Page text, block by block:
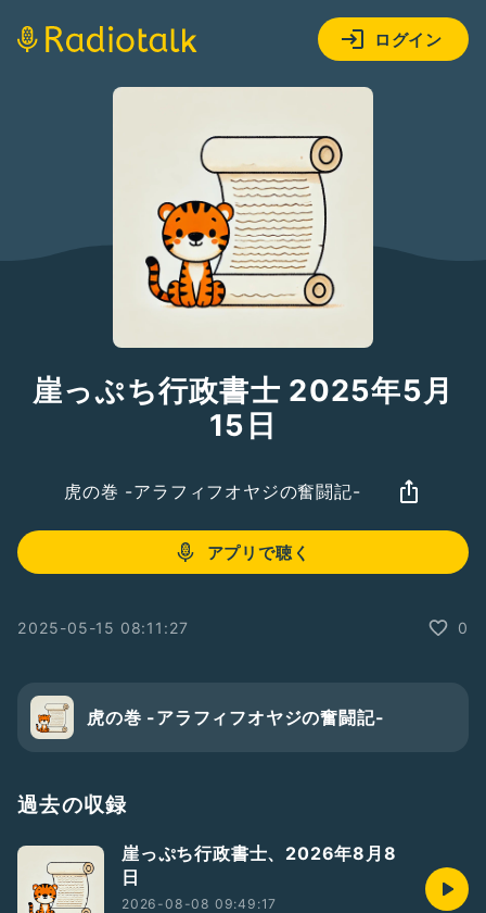
ログイン
崖っぷち行政書士 2025年5月
15日
虎の巻 -アラフィフオヤジの奮闘記-
アプリで聴く
2025-05-15 08:11:27 0
虎の巻 -アラフィフオヤジの奮闘記-
過去の収録
崖っぷち行政書士、2026年8月8
日
2026-08-08 09:49:17